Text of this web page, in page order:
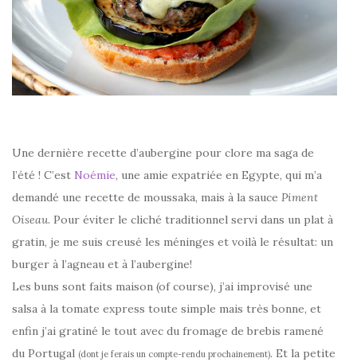
Une dernière recette d’aubergine pour clore ma saga de
l’été ! C’est Noémie, une amie expatriée en Egypte, qui m’a
demandé une recette de moussaka, mais à la sauce Piment
Oiseau. Pour éviter le cliché traditionnel servi dans un plat à
gratin, je me suis creusé les méninges et voilà le résultat: un
burger à l’agneau et à l’aubergine!
Les buns sont faits maison (of course), j’ai improvisé une
salsa à la tomate express toute simple mais très bonne, et
enfin j’ai gratiné le tout avec du fromage de brebis ramené
du Portugal (dont je ferais un compte-rendu prochainement). Et la petite